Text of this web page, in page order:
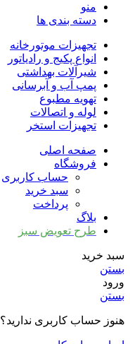
منو
دسته بندی ها
تجهیزات موتورخانه
انواع پکیج و رادیاتور
شیرآلات بهداشتی
پمپ آب و آبرسانی
تهویه مطبوع
لوله و اتصالات
تجهیزات استخر
صفحه اصلی
فروشگاه
حساب کاربری
سبد خرید
پرداخت
بلاگ
طرح تعویض سبز
سبد خرید
بستن
ورود
بستن
هنوز حساب کاربری ندارید؟